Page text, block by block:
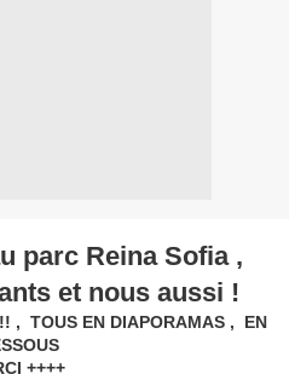
parc Reina Sofia ,
et nous aussi !
TOUS EN DIAPORAMAS , EN
++++